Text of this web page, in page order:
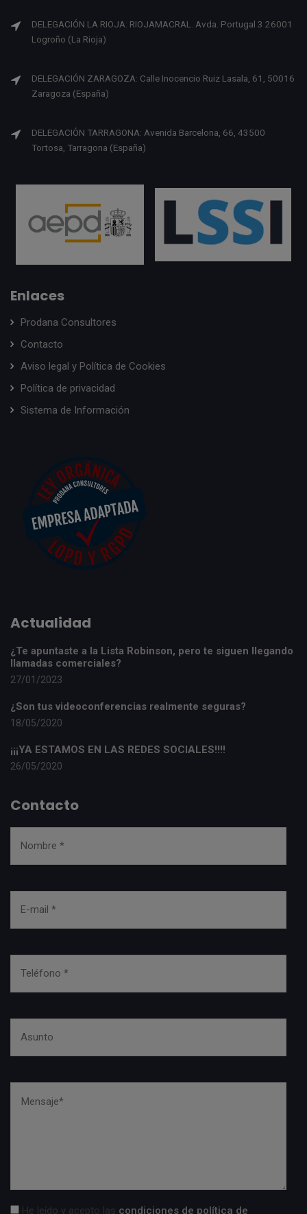
DELEGACIÓN LA RIOJA: RIOJAMACRAL. Avda. Portugal 3 26001
Logroño (La Rioja)
DELEGACIÓN ZARAGOZA: Calle Inocencio Ruiz Lasala, 61, 50016
Zaragoza (España)
DELEGACIÓN TARRAGONA: Avenida Barcelona, 66, 43500
Tortosa, Tarragona (España)
Enlaces
Prodana Consultores
Contacto
Aviso legal y Política de Cookies
Política de privacidad
Sistema de Información
Actualidad
¿Te apuntaste a la Lista Robinson, pero te siguen llegando
llamadas comerciales?
27/01/2023
¿Son tus videoconferencias realmente seguras?
18/05/2020
¡¡¡YA ESTAMOS EN LAS REDES SOCIALES!!!!
26/05/2020
Contacto
He leído y acepto las condiciones de política de